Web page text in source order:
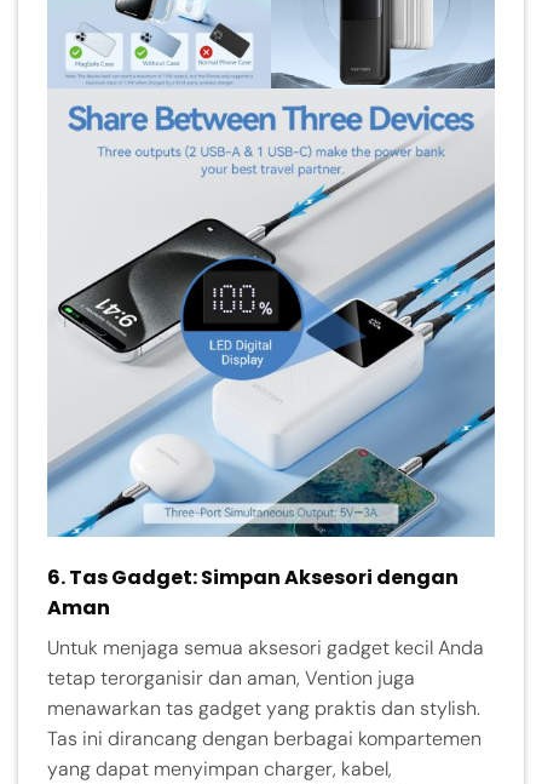
6.Tas Gadget: Simpan Aksesori dengan
Aman
Untuk menjaga semua aksesori gadget kecil Anda
tetap terorganisir dan aman, Vention juga
menawarkan tas gadget yang praktis dan stylish.
Tas ini dirancang dengan berbagai kompartemen
yang dapat menyimpan charger, kabel,